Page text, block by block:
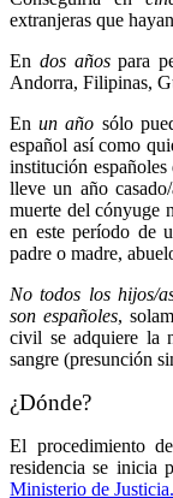
extranjeras que
En dos añospara
Andorra, Filipinas,
Enun año sólo
español así como
institución
lleve un año
muerte del cónyuge
en este período de
padre o madre,
No todos los hijos/
son españoles,
civil se adquiere la
sangre (presunción
¿Dónde?
El procedimiento
residencia se inicia
Ministerio de Justicia.